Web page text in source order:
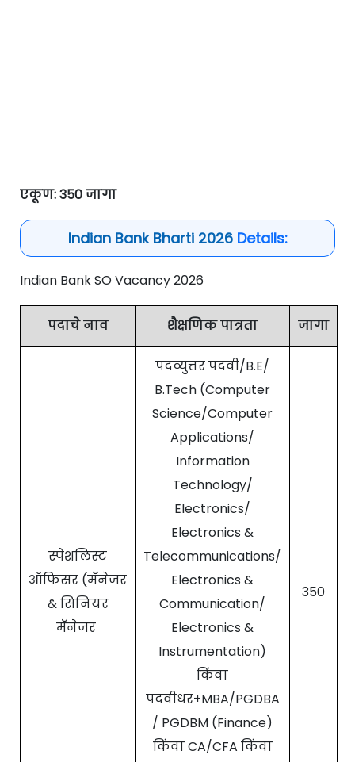
एकूण: 350 जागा
Indian Bank Bharti 2026Details:
Indian Bank SO Vacancy 2026
पदाचे नाव शैक्षणिक पात्रता जागा
स्पेशलिस्ट
ऑफिसर (मॅनेजर
& सिनियर
मॅनेजर
पदव्युत्तर पदवी/B.E/
B.Tech (Computer
Science/Computer
Applications/
Information
Technology/
Electronics/
Electronics &
Telecommunications/
Electronics &
Communication/
Electronics &
Instrumentation)
किंवा
पदवीधर+MBA/PGDBA
/ PGDBM (Finance)
किंवा CA/CFA किंवा
350